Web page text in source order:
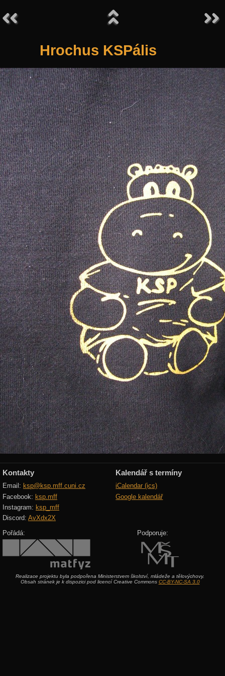
Hrochus KSPális
Kontakty
Email: ksp@ksp.mff.cuni.cz
Facebook: ksp.mff
Instagram: ksp_mff
Discord: AvXdx2X
Kalendář s termíny
iCalendar (ics)
Google kalendář
Pořádá: Podporuje:
Realizace projektu byla podpořena Ministerstvem školství, mládeže a tělovýchovy.
Obsah stránek je k dispozici pod licencí Creative Commons CC-BY-NC-SA 3.0